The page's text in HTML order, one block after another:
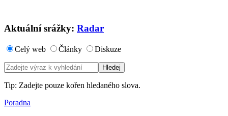
Aktuální srážky: Radar
Celý web Články Diskuze
Tip: Zadejte pouze kořen hledaného slova.
Poradna